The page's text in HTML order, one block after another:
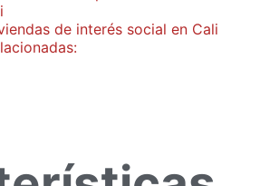
de interés social en Cali